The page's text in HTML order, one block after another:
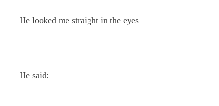
He looked me straight in the eyes
He said: